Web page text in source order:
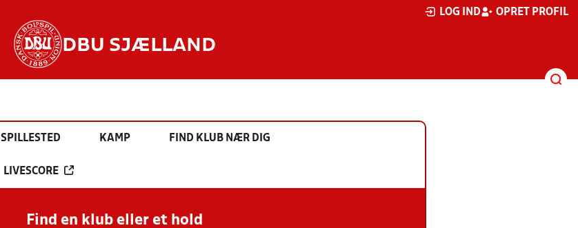
LOG IND OPRET PROFIL
DBU SJÆLLAND
SPILLESTED KAMP FIND KLUB NÆR DIG
LIVESCORE
Find en klub eller et hold